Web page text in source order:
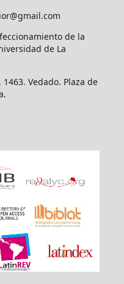
de la
de La
Vedado. Plaza de